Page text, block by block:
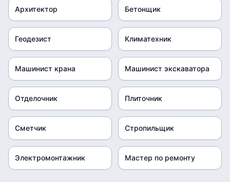
Архитектор Бетонщик
Геодезист Климатехник
Машинист крана Машинист экскаватора
Отделочник Плиточник
Сметчик Стропильщик
Электромонтажник Мастер по ремонту